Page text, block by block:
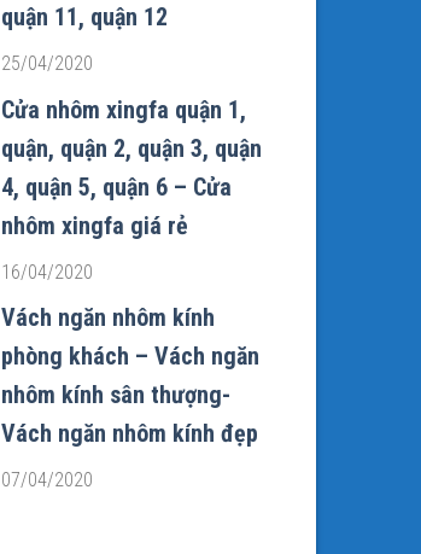
quận 11, quận 12
25/04/2020
Cửa nhôm xingfa quận 1,
quận, quận 2, quận 3, quận
4, quận 5, quận 6 – Cửa
nhôm xingfa giá rẻ
16/04/2020
Vách ngăn nhôm kính
phòng khách – Vách ngăn
nhôm kính sân thượng-
Vách ngăn nhôm kính đẹp
07/04/2020